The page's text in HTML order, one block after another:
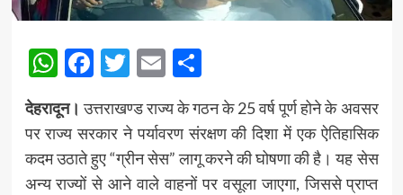
WhatsApp
Facebook
Twitter
EmailShare
देहरादून। उत्तराखण्ड राज्य के गठन के 25 वर्ष पूर्ण होने के अवसर
पर राज्य सरकार ने पर्यावरण संरक्षण की दिशा में एक ऐतिहासिक
कदम उठाते हुए “ग्रीन सेस” लागू करने की घोषणा की है। यह सेस
अन्य राज्यों से आने वाले वाहनों पर वसूला जाएगा, जिससे प्राप्त